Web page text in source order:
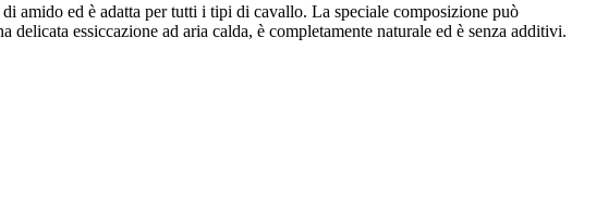
amido ed è adatta per tutti i tipi di cavallo. La speciale composizione può
essiccazione ad aria calda, è completamente naturale ed è senza additivi.